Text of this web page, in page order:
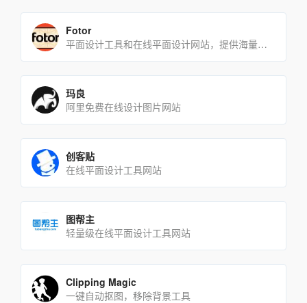
Fotor
平面设计工具和在线平面设计网站，提供海量的素材和模板
玛良
阿里免费在线设计图片网站
创客贴
在线平面设计工具网站
图帮主
轻量级在线平面设计工具网站
Clipping Magic
一键自动抠图，移除背景工具